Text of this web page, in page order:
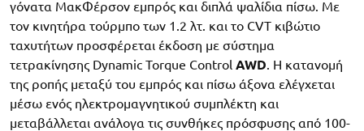
γόνατα ΜακΦέρσον εμπρός και διπλά ψαλίδια πίσω. Με
τον κινητήρα τούρμπο των 1.2 λτ. και το CVT κιβώτιο
ταχυτήτων προσφέρεται έκδοση με σύστημα
τετρακίνησης Dynamic Torque Control AWD. Η κατανομή
της ροπής μεταξύ του εμπρός και πίσω άξονα ελέγχεται
μέσω ενός ηλεκτρομαγνητικού συμπλέκτη και
μεταβάλλεται ανάλογα τις συνθήκες πρόσφυσης από 100-